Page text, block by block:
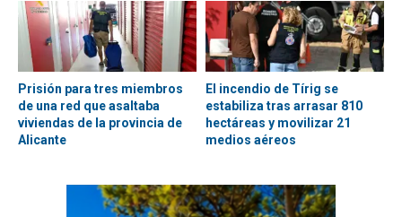
Prisión para tres miembros
de una red que asaltaba
viviendas de la provincia de
Alicante
El incendio de Tírig se
estabiliza tras arrasar 810
hectáreas y movilizar 21
medios aéreos